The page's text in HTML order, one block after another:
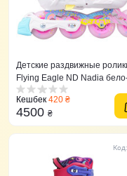
Детские раздвижные
Flying Eagle ND Nadia
розовые
Кешбек 420 ₴
4500 ₴